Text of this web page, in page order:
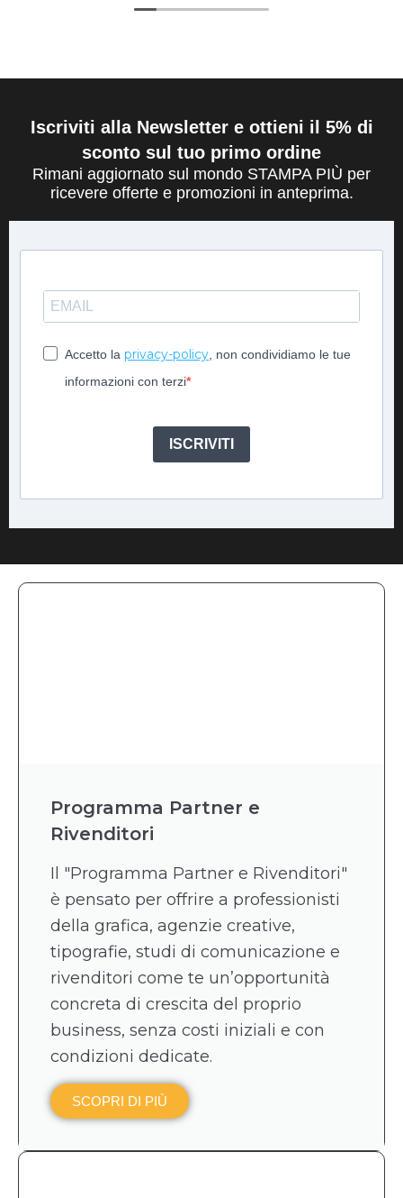
Iscriviti alla Newsletter e ottieni il 5% di
sconto sul tuo primo ordine
Rimani aggiornato sul mondo STAMPA PIÙ per
ricevere offerte e promozioni in anteprima.
Accetto la privacy-policy , non condividiamo le tue
informazioni con terzi
ISCRIVITI
Programma Partner e
Rivenditori
Il "Programma Partner e Rivenditori"
è pensato per offrire a professionisti
della grafica, agenzie creative,
tipografie, studi di comunicazione e
rivenditori come te un’opportunità
concreta di crescita del proprio
business, senza costi iniziali e con
condizioni dedicate.
SCOPRI DI PIÙ